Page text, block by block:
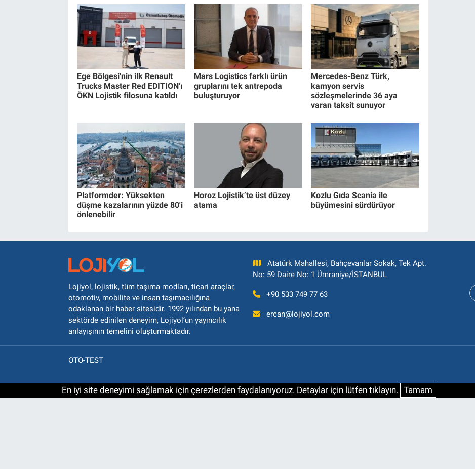
Ege Bölgesi'nin ilk Renault
Trucks Master Red EDITION'ı
ÖKN Lojistik filosuna katıldı
Mars Logistics farklı ürün
gruplarını tek antrepoda
buluşturuyor
Mercedes-Benz Türk,
kamyon servis
sözleşmelerinde 36 aya
varan taksit sunuyor
Platformder: Yüksekten
düşme kazalarının yüzde 80'i
önlenebilir
Horoz Lojistik’te üst düzey
atama
Kozlu Gıda Scania ile
büyümesini sürdürüyor
Lojiyol, lojistik, tüm taşıma modları, ticari araçlar,
otomotiv, mobilite ve insan taşımacılığına
odaklanan bir haber sitesidir. 1992 yılından bu yana
sektörde edinilen deneyim, Lojiyol’un yayıncılık
anlayışının temelini oluşturmaktadır.
Atatürk Mahallesi, Bahçevanlar Sokak, Tek Apt.
No: 59 Daire No: 1 Ümraniye/İSTANBUL
+90 533 749 77 63
ercan@lojiyol.com
OTO-TEST
En iyi site deneyimi sağlamak için çerezlerden faydalanıyoruz. Detaylar için lütfen tıklayın. Tamam